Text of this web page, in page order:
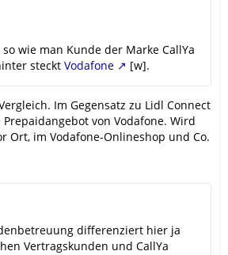
wie man Kunde der Marke CallYa
steckt Vodafone [w].
Im Gegensatz zu Lidl Connect
von Vodafone. Wird
Ort, im Vodafone-Onlineshop und Co.
differenziert hier ja
Vertragskunden und CallYa